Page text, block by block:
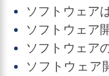
ソフトウェア
ソフトウェア
ソフトウェア
ソフトウェア